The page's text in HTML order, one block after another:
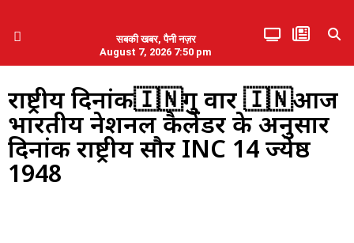
सबकी खबर, पैनी नज़र
August 7, 2026 7:50 pm
राष्ट्रीय दिनांक🇮🇳गुरु वार 🇮🇳आज
भारतीय नेशनल कैलेंडर के अनुसार
दिनांक राष्ट्रीय सौर INC 14 ज्येष्ठ
1948